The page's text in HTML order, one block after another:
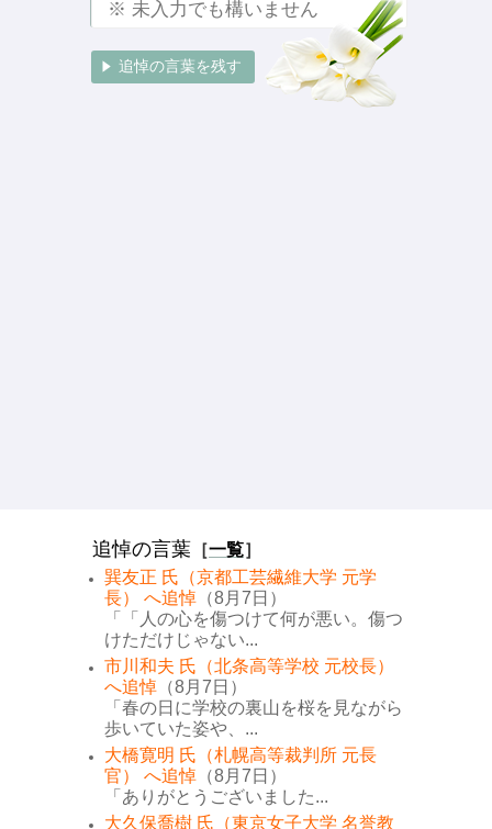
追悼の言葉 ［一覧］
巽友正 氏（京都工芸繊維大学 元学
長） へ追悼 （8月7日）
「「人の心を傷つけて何が悪い。傷つ
けただけじゃない...
市川和夫 氏（北条高等学校 元校長）
へ追悼 （8月7日）
「春の日に学校の裏山を桜を見ながら
歩いていた姿や、...
大橋寛明 氏（札幌高等裁判所 元長
官） へ追悼 （8月7日）
「ありがとうございました...
大久保喬樹 氏（東京女子大学 名誉教